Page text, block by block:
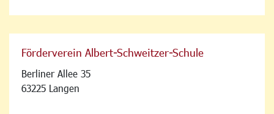
Förderverein Albert-Schweitzer-Schule
Berliner Allee 35
63225 Langen